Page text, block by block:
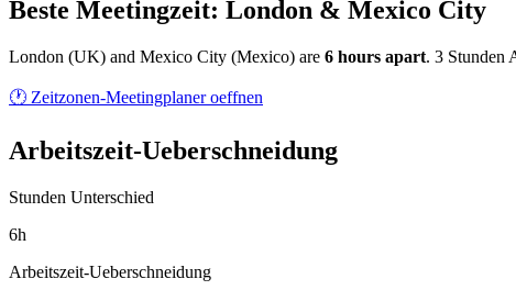
Beste Meetingzeit: London & Mexico City
London (UK) and Mexico City (Mexico) are 6 hours apart. 3 Stunden
🕐 Zeitzonen-Meetingplaner oeffnen
Arbeitszeit-Ueberschneidung
Stunden Unterschied
6h
Arbeitszeit-Ueberschneidung